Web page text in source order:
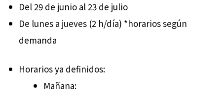
Del 29 de junio al 23 de julio
De lunes a jueves (2 h/día) *horarios según
demanda
Horarios ya definidos:
Mañana: